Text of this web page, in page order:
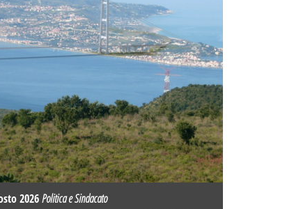
2026Politica e Sindacato